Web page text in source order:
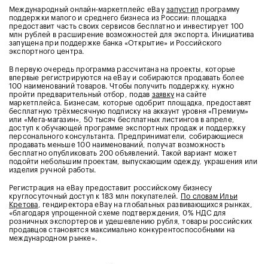
Международный онлайн-маркетплейс eBayзапустил программу
поддержки малого и среднего бизнеса из России: площадка
предоставит часть своих сервисов бесплатно и инвестирует 100
млн рублей в расширение возможностей для экспорта. Инициатива
запущена при поддержке банка «Открытие» и Российского
экспортного центра.
В первую очередь программа рассчитана на проекты, которые
впервые регистрируются на eBay и собираются продавать более
100 наименований товаров. Чтобы получить поддержку, нужно
пройти предварительный отбор, подав заявку на сайте
маркетплейса. Бизнесам, которые одобрит площадка, предоставят
бесплатную трёхмесячную подписку на аккаунт уровня «Премиум»
или «Мега-магазин», 50 тысяч бесплатных листингов в апреле,
доступ к обучающей программе экспортных продаж и поддержку
персонального консультанта. Предприниматели, собирающиеся
продавать меньше 100 наименований, получат возможность
бесплатно опубликовать 200 объявлений. Такой вариант может
подойти небольшим проектам, выпускающим одежду, украшения или
изделия ручной работы.
Регистрация на eBay предоставит российскому бизнесу
круглосуточный доступ к 183 млн покупателей.
По словам Ильи
Кретова , гендиректора eBay на глобальных развивающихся рынках,
«благодаря упрощенной схеме подтверждения, 0% НДС для
розничных экспортеров и удешевлению рубля, товары российских
продавцов становятся максимально конкурентоспособными на
международном рынке».